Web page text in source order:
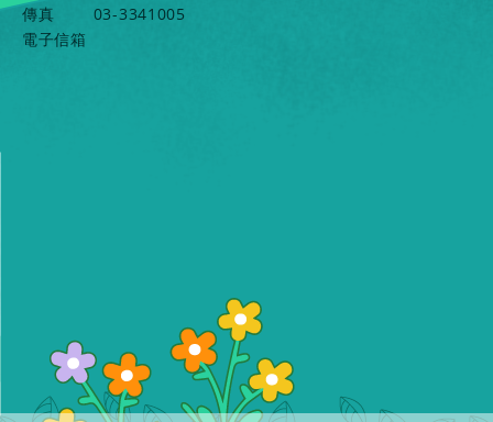
傳真
03-3341005
電子信箱